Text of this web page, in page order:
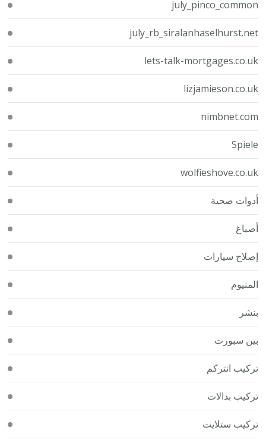
july_pinco_common
july_rb_siralanhaselhurst.net
lets-talk-mortgages.co.uk
lizjamieson.co.uk
nimbnet.com
Spiele
wolfieshove.co.uk
أدوات صحية
أصباغ
إصلاح سيارات
المنيوم
بنشر
بين سبورت
تركيب انتركم
تركيب بدالات
تركيب ستلايت